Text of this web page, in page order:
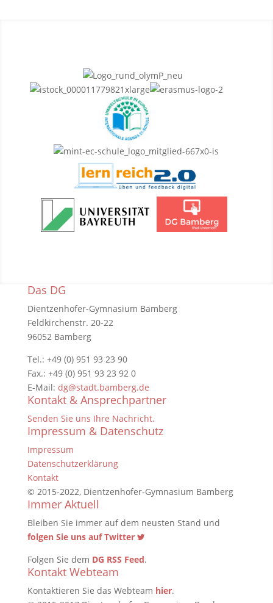
Das DG
Dientzenhofer-Gymnasium Bamberg
Feldkirchenstr. 20-22
96052 Bamberg
Tel.: +49 (0) 951 93 23 90
Fax.: +49 (0) 951 93 23 92 0
E-Mail: dg@stadt.bamberg.de
Kontakt & Ansprechpartner
Senden Sie uns Ihre Nachricht.
Impressum & Datenschutz
Impressum
Datenschutzerklärung
Kontakt
© 2015-2022, Dientzenhofer-Gymnasium Bamberg
Immer Aktuell
Bleiben Sie immer auf dem neusten Stand und
folgen Sie uns auf Twitter
Folgen Sie dem DG RSS Feed.
Kontakt Webteam
Kontaktieren Sie das Webteam hier.